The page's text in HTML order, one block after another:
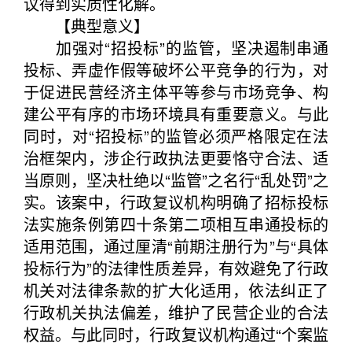
【典型意义】
加强对“招投标”的监管，坚决遏制串通
投标、弄虚作假等破坏公平竞争的行为，对
于促进民营经济主体平等参与市场竞争、构
建公平有序的市场环境具有重要意义。与此
同时，对“招投标”的监管必须严格限定在法
治框架内，涉企行政执法更要恪守合法、适
当原则，坚决杜绝以“监管”之名行“乱处罚”之
实。该案中，行政复议机构明确了招标投标
法实施条例第四十条第二项相互串通投标的
适用范围，通过厘清“前期注册行为”与“具体
投标行为”的法律性质差异，有效避免了行政
机关对法律条款的扩大化适用，依法纠正了
行政机关执法偏差，维护了民营企业的合法
权益。与此同时，行政复议机构通过“个案监